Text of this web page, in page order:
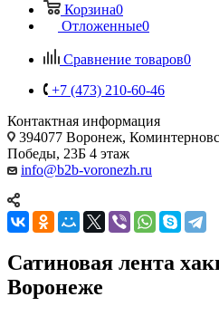
Корзина0
Отложенные0
Сравнение товаров0
+7 (473) 210-60-46
Контактная информация
394077 Воронеж,
Победы, 23Б​ 4 этаж
info@b2b-voronezh.ru
Сатиновая лента
Воронеже